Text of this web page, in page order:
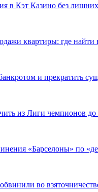
в Кэт Казино без
квартиры: где найти
и прекратить
из Лиги чемпионов
«Барселоны» по
во